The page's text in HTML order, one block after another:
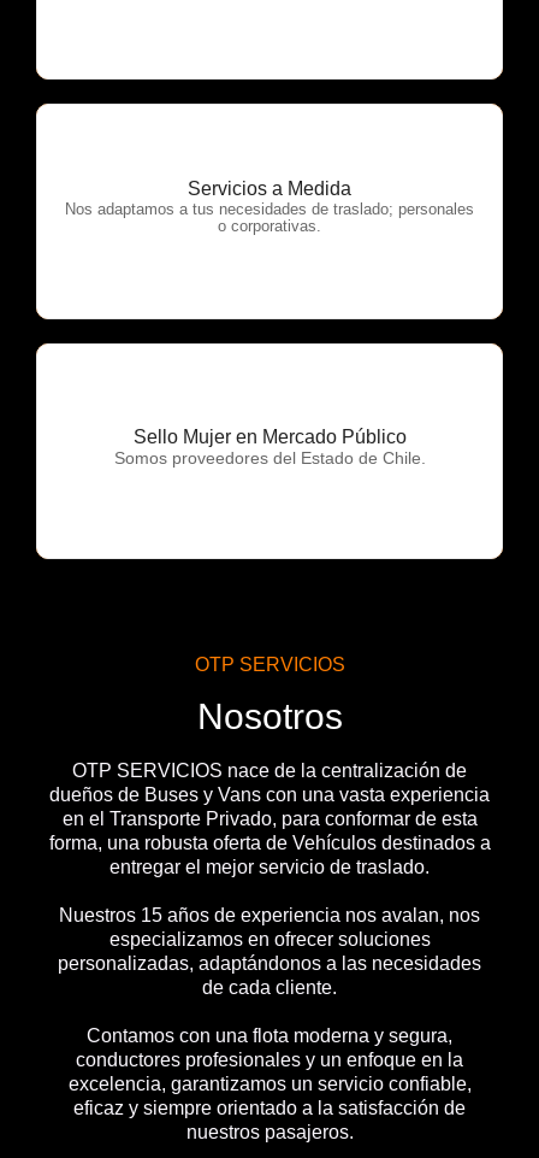
Servicios a Medida
Nos adaptamos a tus necesidades de traslado; personales
o corporativas.
OTP Servicios
Sello Mujer en Mercado Público
Somos proveedores del Estado de Chile.
OTP Servicios
OTP SERVICIOS
Nosotros
OTP SERVICIOS nace de la centralización de
dueños de Buses y Vans con una vasta experiencia
en el Transporte Privado, para conformar de esta
forma, una robusta oferta de Vehículos destinados a
entregar el mejor servicio de traslado.
Nuestros 15 años de experiencia nos avalan, nos
especializamos en ofrecer soluciones
personalizadas, adaptándonos a las necesidades
de cada cliente.
Contamos con una flota moderna y segura,
conductores profesionales y un enfoque en la
excelencia, garantizamos un servicio confiable,
eficaz y siempre orientado a la satisfacción de
nuestros pasajeros.